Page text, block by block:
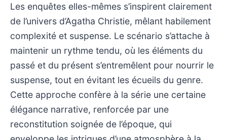
Les enquêtes elles-mêmes s’inspirent clairement
de l’univers d’Agatha Christie, mêlant habilement
complexité et suspense. Le scénario s’attache à
maintenir un rythme tendu, où les éléments du
passé et du présent s’entremêlent pour nourrir le
suspense, tout en évitant les écueils du genre.
Cette approche confère à la série une certaine
élégance narrative, renforcée par une
reconstitution soignée de l’époque, qui